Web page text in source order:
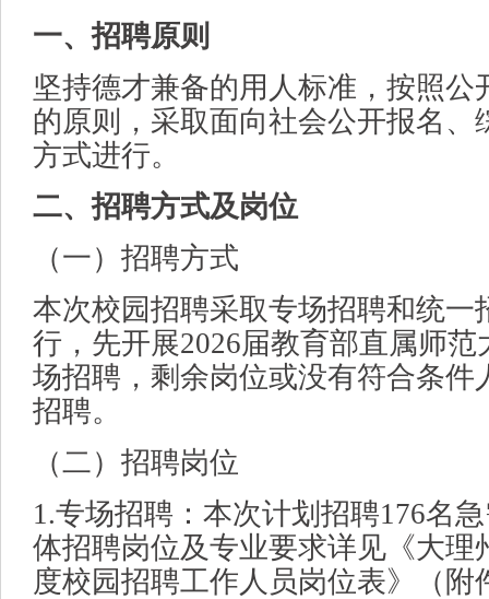
一、招聘原则
坚持德才兼备的用人标准，按照公
的原则，采取面向社会公开报名、
方式进行。
二、招聘方式及岗位
（一）招聘方式
本次校园招聘采取专场招聘和统一
行，先开展2026届教育部直属师
场招聘，剩余岗位或没有符合条件
招聘。
（二）招聘岗位
1.专场招聘：本次计划招聘176名
体招聘岗位及专业要求详见《大理
度校园招聘工作人员岗位表》（附